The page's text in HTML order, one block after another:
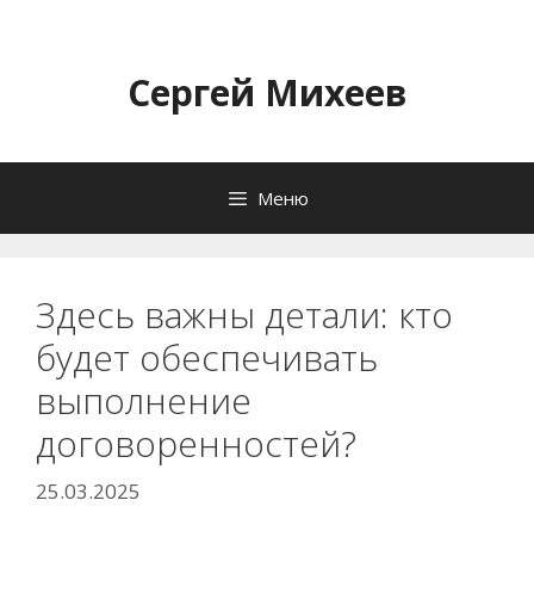
содержимомуСергей Михеев
Меню
Здесь важны детали: кто
будет обеспечивать
выполнение
договоренностей?
25.03.2025